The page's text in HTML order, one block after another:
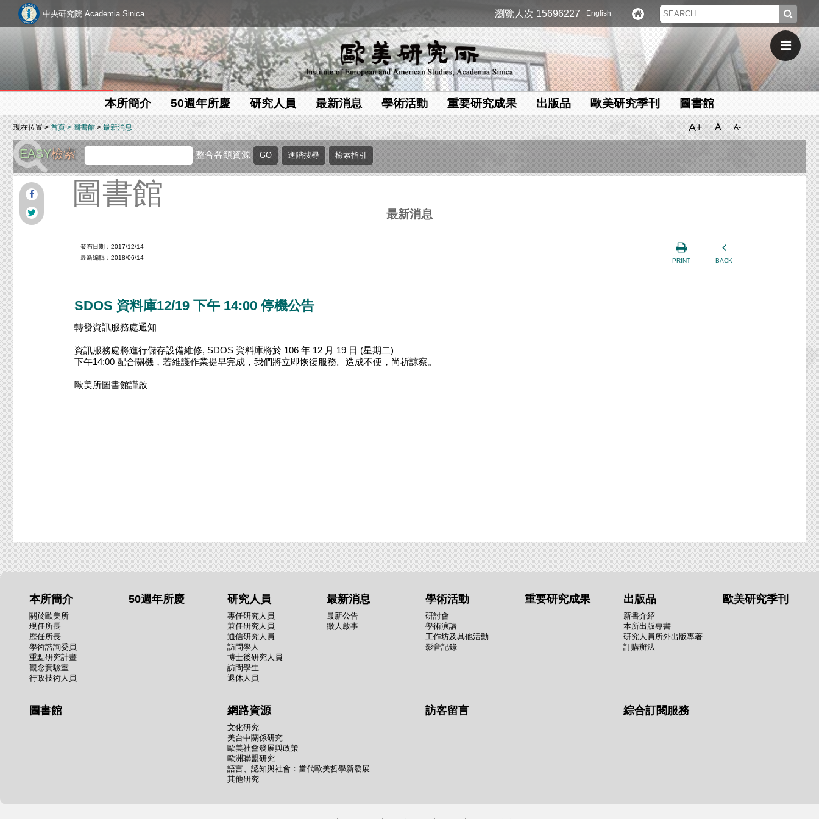
中央研究院 Academia Sinica 瀏覽人次 15696227 English
本所簡介 50週年所慶 研究人員 最新消息 學術活動 重要研究成果 出版品 歐美研究季刊 圖書館
現在位置 >首頁 >圖書館>最新消息 A+ A A-
EASY檢索 整合各類資源
圖書館
最新消息
PRINT BACK
發布日期：2017/12/14
最新編輯：2018/06/14
SDOS 資料庫12/19 下午 14:00 停機公告
轉發資訊服務處通知
資訊服務處將進行儲存設備維修, SDOS 資料庫將於 106 年 12 月 19 日 (星期二)
下午14:00 配合關機，若維護作業提早完成，我們將立即恢復服務。造成不便，尚祈諒察。
歐美所圖書館謹啟
本所簡介
關於歐美所
現任所長
歷任所長
學術諮詢委員
重點研究計畫
觀念實驗室
行政技術人員
50週年所慶 研究人員
專任研究人員
兼任研究人員
通信研究人員
訪問學人
博士後研究人員
訪問學生
退休人員
最新消息
最新公告
徵人啟事
學術活動
研討會
學術演講
工作坊及其他活動
影音記錄
重要研究成果 出版品
新書介紹
本所出版專書
研究人員所外出版專著
訂購辦法
歐美研究季刊
圖書館 網路資源
文化研究
美台中關係研究
歐美社會發展與政策
歐洲聯盟研究
語言、認知與社會：當代歐美哲學新發展
其他研究
訪客留言 綜合訂閱服務